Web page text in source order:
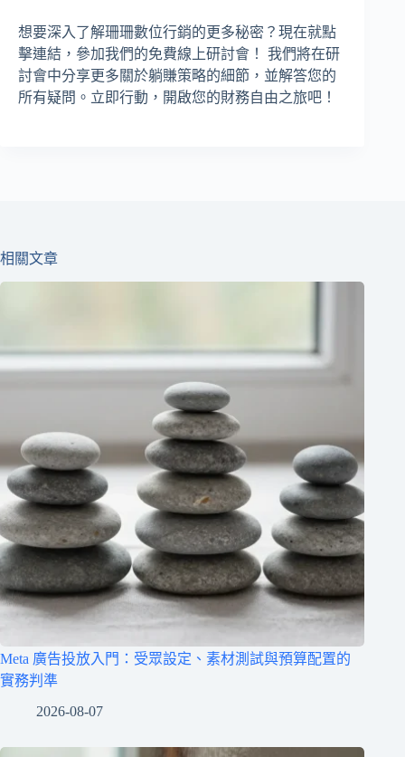
想要深入了解珊珊數位行銷的更多秘密？現在就點
擊連結，參加我們的免費線上研討會！ 我們將在研
討會中分享更多關於躺賺策略的細節，並解答您的
所有疑問。立即行動，開啟您的財務自由之旅吧！
相關文章
Meta 廣告投放入門：受眾設定、素材測試與預算配置的
實務判準
2026-08-07